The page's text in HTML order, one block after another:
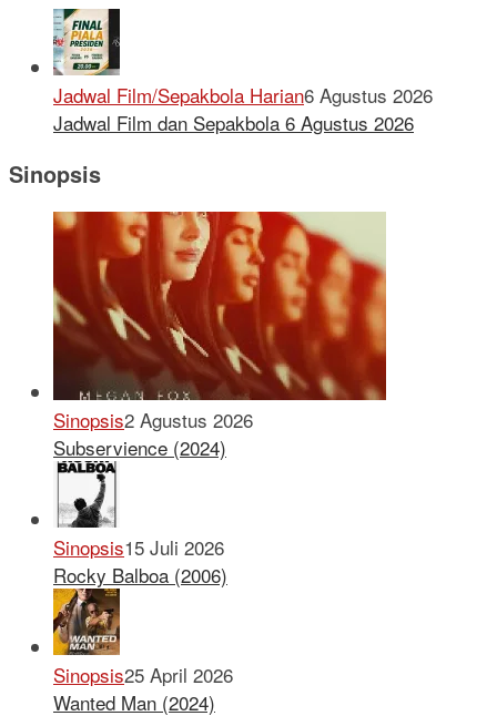
Jadwal Film/Sepakbola Harian6 Agustus 2026
Jadwal Film dan Sepakbola 6 Agustus 2026
Sinopsis
Sinopsis2 Agustus 2026
Subservience (2024)
Sinopsis15 Juli 2026
Rocky Balboa (2006)
Sinopsis25 April 2026
Wanted Man (2024)